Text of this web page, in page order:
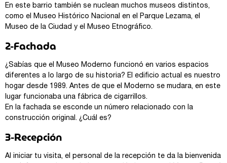
En este barrio también se nuclean muchos museos distintos,
como el Museo Histórico Nacional en el Parque Lezama, el
Museo de la Ciudad y el Museo Etnográfico.
2-Fachada
¿Sabías que el Museo Moderno funcionó en varios espacios
diferentes a lo largo de su historia? El edificio actual es nuestro
hogar desde 1989. Antes de que el Moderno se mudara, en este
lugar funcionaba una fábrica de cigarrillos.
En la fachada se esconde un número relacionado con la
construcción original. ¿Cuál es?
3-Recepción
Al iniciar tu visita, el personal de la recepción te da la bienvenida